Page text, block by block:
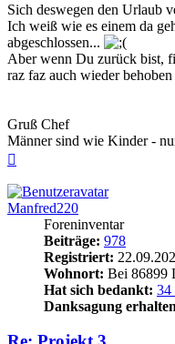
Sich deswegen den Urlaub
Ich weiß wie es einem da
abgeschlossen...
Aber wenn Du zurück bist,
raz faz auch wieder behoben
Gruß Chef
Männer sind wie Kinder -
Manfred220
Foreninventar
Beiträge: 978
Registriert:
Wohnort: Bei 86899
Hat sich bedankt: 34
Danksagung